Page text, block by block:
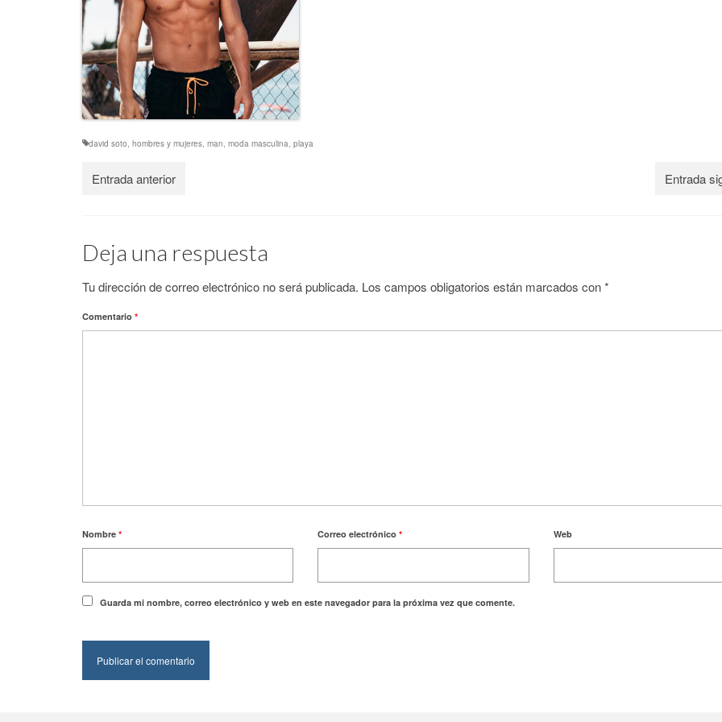
david soto, hombres y mujeres, man, moda masculina, playa
Entrada anterior Entrada
Deja una respuesta
Tu dirección de correo electrónico no será publicada. Los campos obligatorios están marcados con*
Comentario *
Nombre * Correo electrónico* Web
Guarda mi nombre, correo electrónico y web en este navegador para la próxima vez que comente.